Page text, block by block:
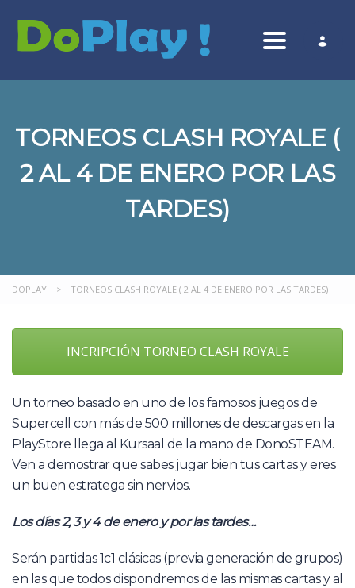
Toggle
TORNEOS CLASH ROYALE (
2 AL 4 DE ENERO POR LAS
TARDES)
DOPLAY > TORNEOS CLASH ROYALE ( 2 AL 4 DE ENERO POR LAS TARDES)
INCRIPCIÓN TORNEO CLASH ROYALE
Un torneo basado en uno de los famosos juegos de
Supercell con más de 500 millones de descargas en la
PlayStore llega al Kursaal de la mano de DonoSTEAM.
Ven a demostrar que sabes jugar bien tus cartas y eres
un buen estratega sin nervios.
Los días 2, 3 y 4 de enero y por las tardes…
Serán partidas 1c1 clásicas (previa generación de grupos)
en las que todos dispondremos de las mismas cartas y al